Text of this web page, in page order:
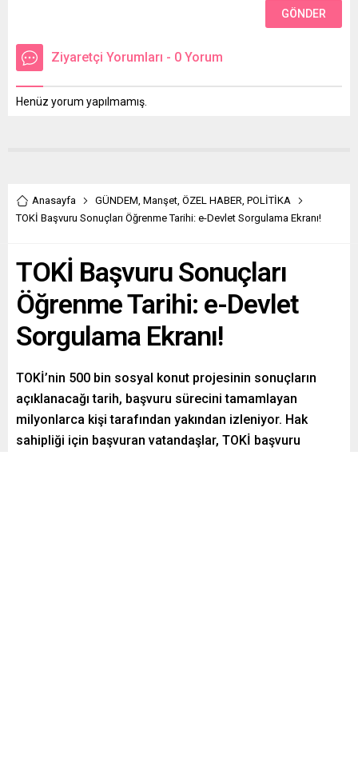
Ziyaretçi Yorumları - 0 Yorum
Henüz yorum yapılmamış.
Anasayfa GÜNDEM Manşet ÖZEL HABER POLİTİKA
TOKİ Başvuru Sonuçları Öğrenme Tarihi: e-Devlet Sorgulama Ekranı!
TOKİ Başvuru Sonuçları
Öğrenme Tarihi: e-Devlet
Sorgulama Ekranı!
TOKİ’nin 500 bin sosyal konut projesinin sonuçların
açıklanacağı tarih, başvuru sürecini tamamlayan
milyonlarca kişi tarafından yakından izleniyor. Hak
sahipliği için başvuran vatandaşlar, TOKİ başvuru